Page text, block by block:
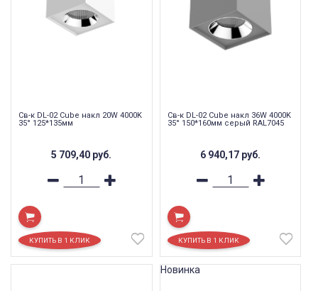
Св-к DL-02 Cube накл 20W 4000K
35° 125*135мм
5 709,40 руб.
Св-к DL-02 Cube накл 36W 4000K
35° 150*160мм серый RAL7045
6 940,17 руб.
Новинка